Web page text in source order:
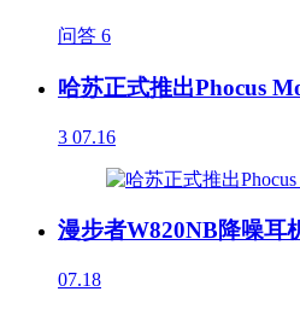
问答 6
哈苏正式推出Phocus
3 07.16
漫步者W820NB降噪耳
07.18